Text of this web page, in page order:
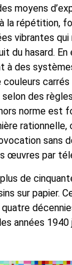
moyens
la répétition,
vibrantes qui
du hasard.
à des
couleurs
des
norme est
rationnelle,
sans
œuvres par
de
sur papier.
années 1940